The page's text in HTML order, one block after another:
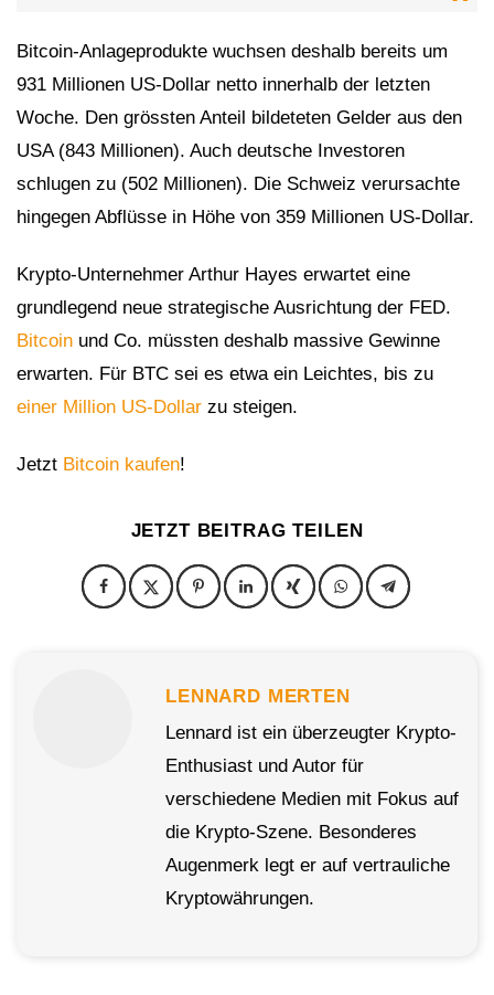
Bitcoin-Anlageprodukte wuchsen deshalb bereits um
931 Millionen US-Dollar netto innerhalb der letzten
Woche. Den grössten Anteil bildeteten Gelder aus den
USA (843 Millionen). Auch deutsche Investoren
schlugen zu (502 Millionen). Die Schweiz verursachte
hingegen Abflüsse in Höhe von 359 Millionen US-Dollar.
Krypto-Unternehmer Arthur Hayes erwartet eine
grundlegend neue strategische Ausrichtung der FED.
Bitcoin und Co. müssten deshalb massive Gewinne
erwarten. Für BTC sei es etwa ein Leichtes, bis zu
einer Million US-Dollar zu steigen.
Jetzt Bitcoin kaufen!
JETZT BEITRAG TEILEN
LENNARD MERTEN
Lennard ist ein überzeugter Krypto-
Enthusiast und Autor für
verschiedene Medien mit Fokus auf
die Krypto-Szene. Besonderes
Augenmerk legt er auf vertrauliche
Kryptowährungen.